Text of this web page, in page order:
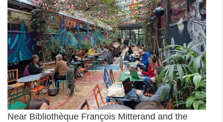
Near Bibliothèque François Mitterand and the